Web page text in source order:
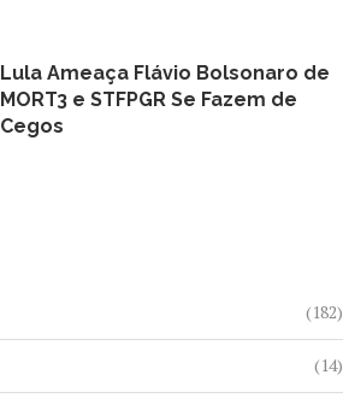
Lula Ameaça Flávio Bolsonaro de
MORT3 e STFPGR Se Fazem de
Cegos
(182)
(14)